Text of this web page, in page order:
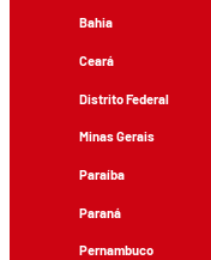
Bahia
Ceará
Distrito Federal
Minas Gerais
Paraíba
Paraná
Pernambuco